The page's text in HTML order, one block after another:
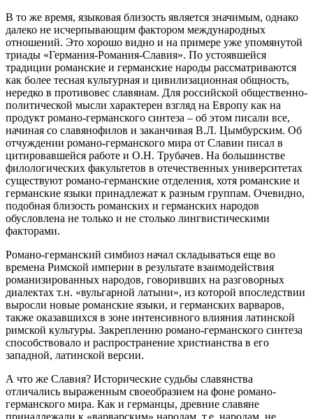
В то же время, языковая близость является значимым, однако
далеко не исчерпывающим фактором международных
отношений. Это хорошо видно и на примере уже упомянутой
триады «Германия-Романия-Славия». По устоявшейся
традиции романские и германские народы рассматриваются
как более тесная культурная и цивилизационная общность,
нередко в противовес славянам. Для российской общественно-
политической мысли характерен взгляд на Европу как на
продукт романо-германского синтеза – об этом писали все,
начиная со славянофилов и заканчивая В.Л. Цымбурским. Об
отчуждении романо-германского мира от Славии писал в
цитировавшейся работе и О.Н. Трубачев. На большинстве
филологических факультетов в отечественных университетах
существуют романо-германские отделения, хотя романские и
германские языки принадлежат к разным группам. Очевидно,
подобная близость романских и германских народов
обусловлена не только и не столько лингвистическими
факторами.
Романо-германский симбиоз начал складываться еще во
времена Римской империи в результате взаимодействия
романизированных народов, говоривших на разговорных
диалектах т.н. «вульгарной латыни», из которой впоследствии
выросли новые романские языки, и германских варваров,
также оказавшихся в зоне интенсивного влияния латинской
римской культуры. Закреплению романо-германского синтеза
способствовало и распространение христианства в его
западной, латинской версии.
А что же Славия? Исторические судьбы славянства
отличались выраженным своеобразием на фоне романо-
германского мира. Как и германцы, древние славяне
принадлежали к «варварским» народам, т.е. народам, не